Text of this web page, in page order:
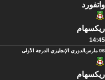
واتفورد
ريكسهام
14:45
06 مارس الدوري الإنجليزي الدرجة الأولى
ريكسهام